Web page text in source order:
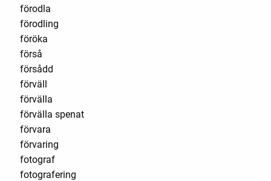
förodla
förodling
föröka
förså
försådd
förväll
förvälla
förvälla spenat
förvara
förvaring
fotograf
fotografering